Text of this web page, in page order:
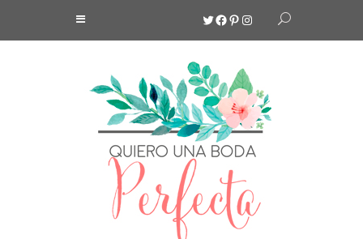
Twitter
Facebook
Pinterest
Instagram